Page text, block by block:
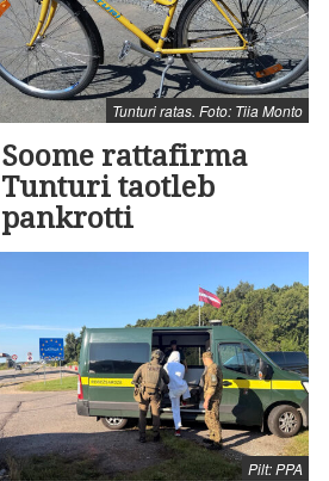
Tunturi ratas. Foto: Tiia Monto
Soome rattafirma
Tunturi taotleb
pankrotti
Pilt: PPA